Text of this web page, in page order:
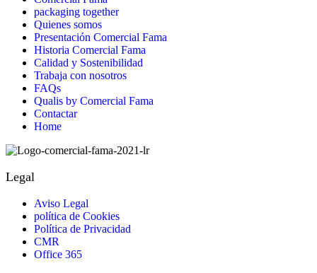
packaging together
Quienes somos
Presentación Comercial Fama
Historia Comercial Fama
Calidad y Sostenibilidad
Trabaja con nosotros
FAQs
Qualis by Comercial Fama
Contactar
Home
Legal
Aviso Legal
política de Cookies
Política de Privacidad
CMR
Office 365